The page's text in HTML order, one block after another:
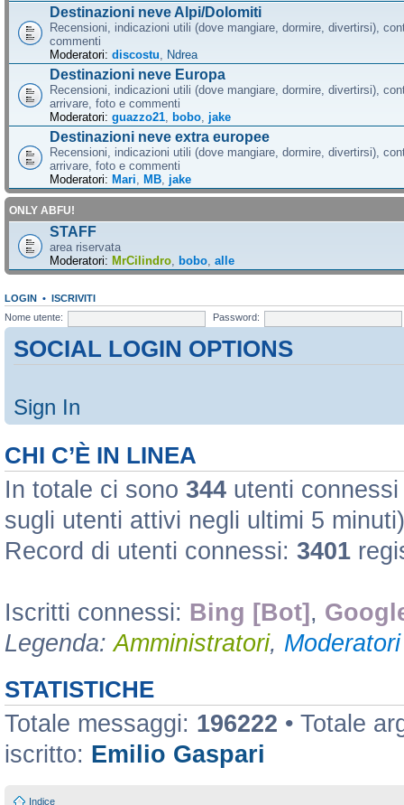
Destinazioni neve Alpi/Dolomiti
Recensioni, indicazioni utili (dove mangiare, dormire, divertirsi),
commenti
Moderatori: discostu Ndrea
Destinazioni neve Europa
Recensioni, indicazioni utili (dove mangiare, dormire, divertirsi),
arrivare, foto e commenti
Moderatori: guazzo21 bobo jake
Destinazioni neve extra europee
Recensioni, indicazioni utili (dove mangiare, dormire, divertirsi),
arrivare, foto e commenti
Moderatori: Mari MB jake
ONLY ABFU!
STAFF
area riservata
Moderatori: MrCilindro bobo alle
LOGIN • ISCRIVITI
Nome utente:
Password:
SOCIAL LOGIN OPTIONS
Sign In
CHI C’È IN LINEA
In totale ci sono 344 utenti
sugli utenti attivi negli ultimi 5 minuti)
Record di utenti connessi: 3401
Iscritti connessi: Bing [Bot] ,
Legenda:Amministratori,
STATISTICHE
Totale messaggi: 196222 • Totale
iscritto: Emilio Gaspari
Indice